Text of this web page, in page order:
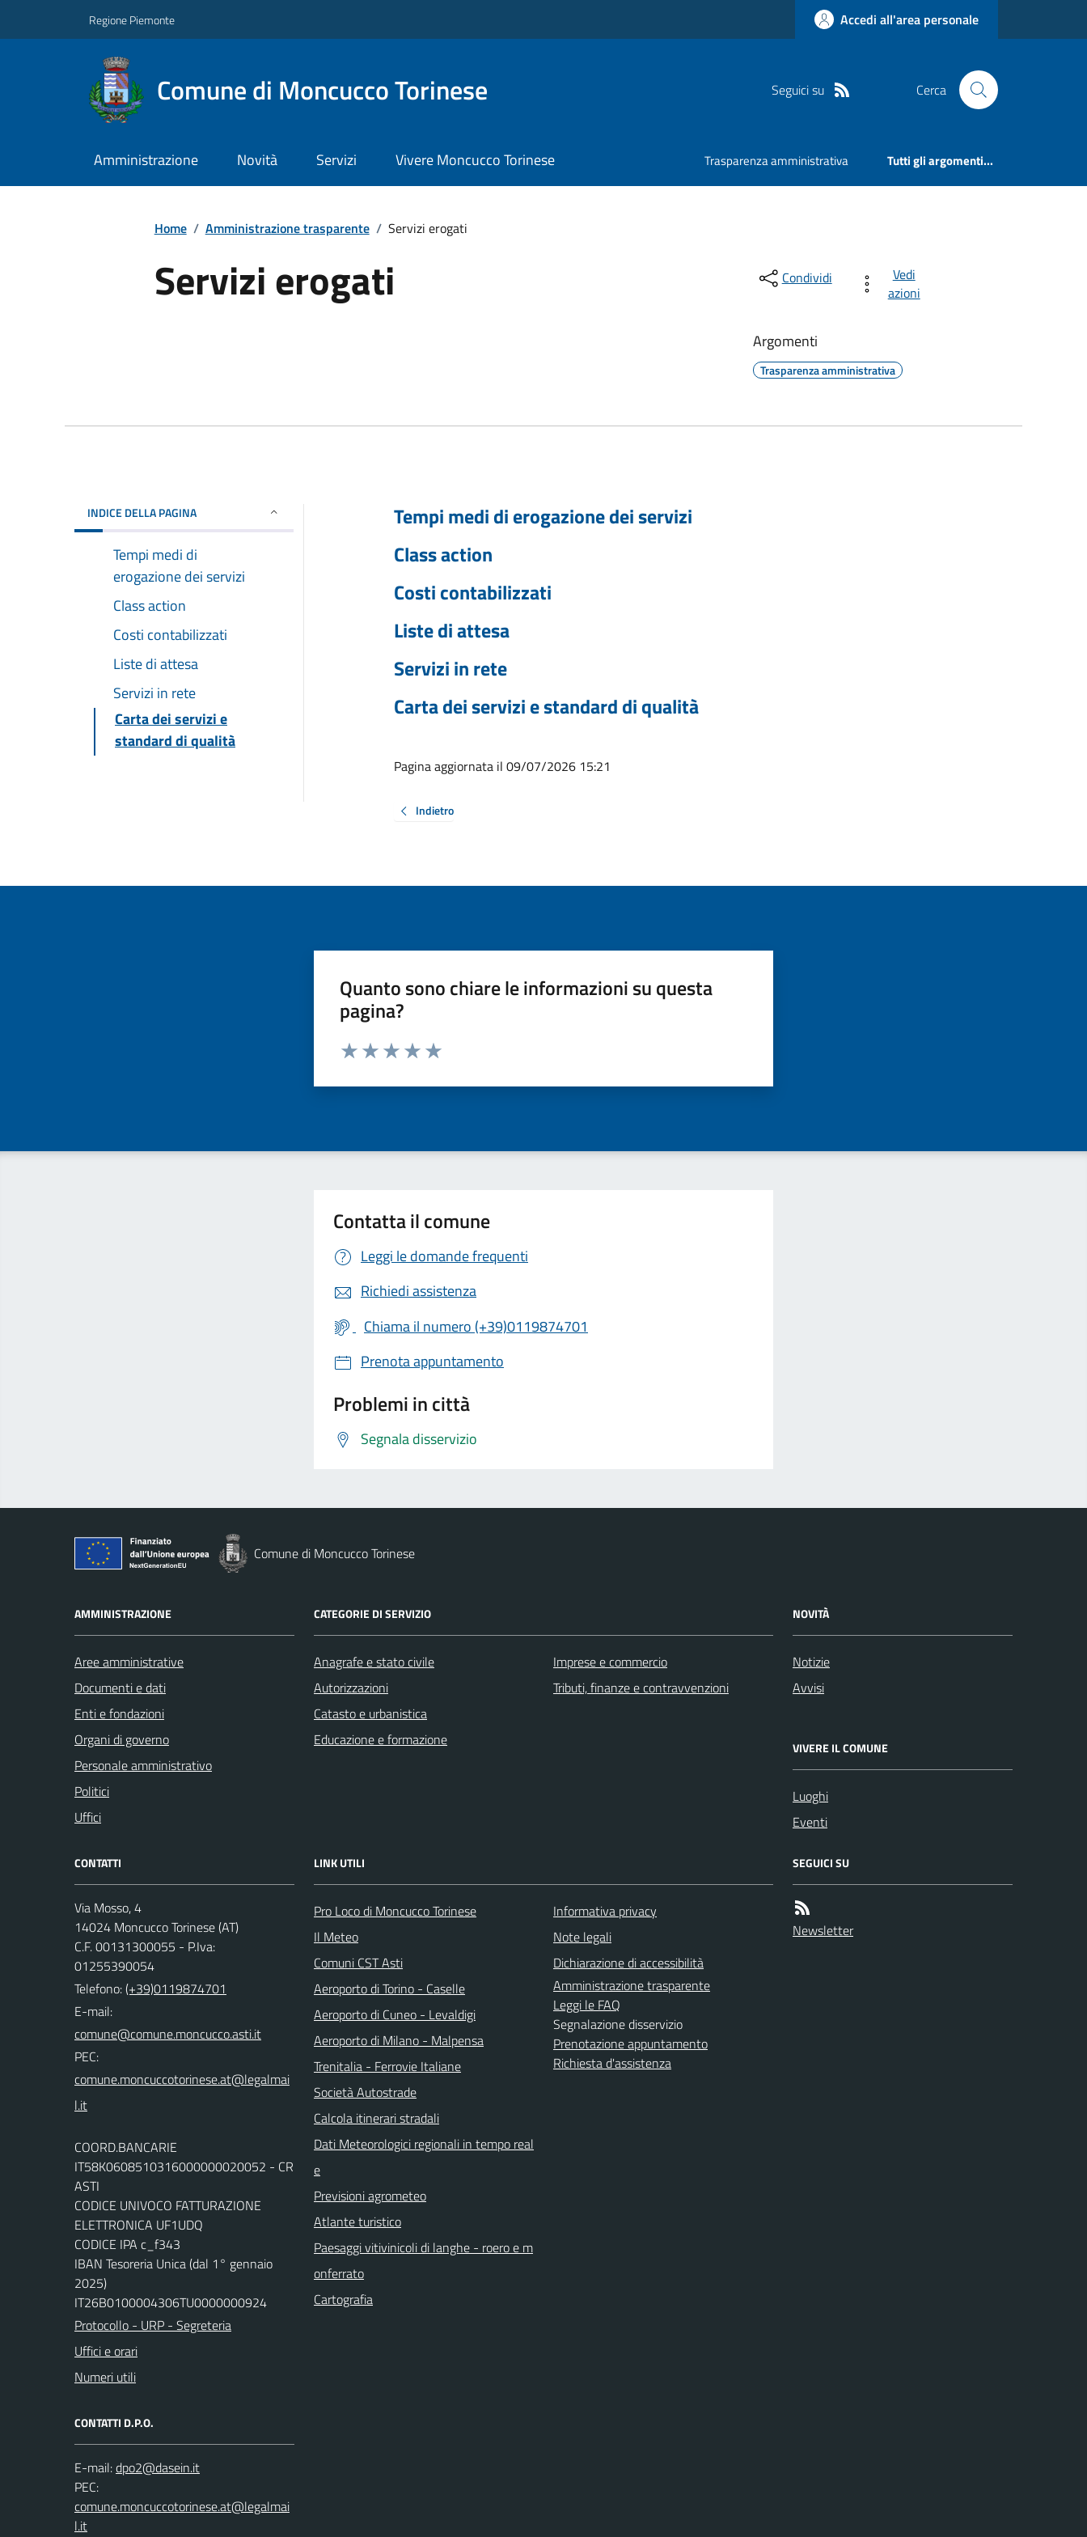
Regione Piemonte Accedi all'area personale
Comune di Moncucco Torinese Seguici su Cerca
Amministrazione Novità Servizi Vivere Moncucco Torinese Trasparenza amministrativa Tutti gli argomenti...
Home / Amministrazione trasparente / Servizi erogati
Servizi erogati Condividi
Vedi
azioni
Argomenti
Trasparenza amministrativa
INDICE DELLA PAGINA
Tempi medi di
erogazione dei servizi
Class action
Costi contabilizzati
Liste di attesa
Servizi in rete
Carta dei servizi e
standard di qualità
Tempi medi di erogazione dei servizi
Class action
Costi contabilizzati
Liste di attesa
Servizi in rete
Carta dei servizi e standard di qualità
Pagina aggiornata il 09/07/2026 15:21
Indietro
Quanto sono chiare le informazioni su questa
pagina?
Valuta da 1 a 5 stelle la pagina
Contatta il comune
Leggi le domande frequenti
Richiedi assistenza
Chiama il numero (+39)0119874701
Prenota appuntamento
Problemi in città
Segnala disservizio
Comune di Moncucco Torinese
AMMINISTRAZIONE
Aree amministrative
Documenti e dati
Enti e fondazioni
Organi di governo
Personale amministrativo
Politici
Uffici
CATEGORIE DI SERVIZIO
Anagrafe e stato civile
Autorizzazioni
Catasto e urbanistica
Educazione e formazione
Imprese e commercio
Tributi, finanze e contravvenzioni
NOVITÀ
Notizie
Avvisi
VIVERE IL COMUNE
Luoghi
Eventi
CONTATTI
Via Mosso, 4
14024 Moncucco Torinese (AT)
C.F. 00131300055 - P.Iva:
01255390054
Telefono:(+39)0119874701
E-mail:
comune@comune.moncucco.asti.it
PEC:
comune.moncuccotorinese.at@legalmai
l.it
COORD.BANCARIE
IT58K0608510316000000020052 - CR
ASTI
CODICE UNIVOCO FATTURAZIONE
ELETTRONICA UF1UDQ
CODICE IPA c_f343
IBAN Tesoreria Unica (dal 1° gennaio
2025)
IT26B0100004306TU0000000924
Protocollo - URP - Segreteria
Uffici e orari
Numeri utili
CONTATTI D.P.O.
E-mail:dpo2@dasein.it
PEC:
comune.moncuccotorinese.at@legalmai
l.it
LINK UTILI
Pro Loco di Moncucco Torinese
Il Meteo
Comuni CST Asti
Aeroporto di Torino - Caselle
Aeroporto di Cuneo - Levaldigi
Aeroporto di Milano - Malpensa
Trenitalia - Ferrovie Italiane
Società Autostrade
Calcola itinerari stradali
Dati Meteorologici regionali in tempo real
e
Previsioni agrometeo
Atlante turistico
Paesaggi vitivinicoli di langhe - roero e m
onferrato
Cartografia
Informativa privacy
Note legali
Dichiarazione di accessibilità
Amministrazione trasparente
Leggi le FAQ
Segnalazione disservizio
Prenotazione appuntamento
Richiesta d'assistenza
SEGUICI SU
Newsletter